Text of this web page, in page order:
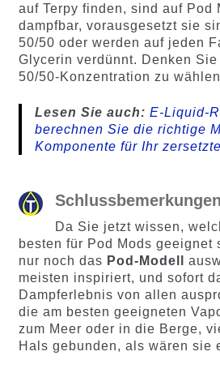
auf Terpy finden, sind auf Pod
dampfbar, vorausgesetzt sie
50/50 oder werden auf jeden
Glycerin verdünnt. Denken
50/50-Konzentration zu
Lesen Sie auch: E-Liquid-
berechnen Sie die richtige
Komponente für Ihr
Da Sie jetzt wissen,
besten für Pod Mods geeignet
nur noch das Pod-Modell
meisten inspiriert, und sofort
Dampferlebnis von allen
die am besten geeigneten
zum Meer oder in die Berge,
Hals gebunden, als wären sie